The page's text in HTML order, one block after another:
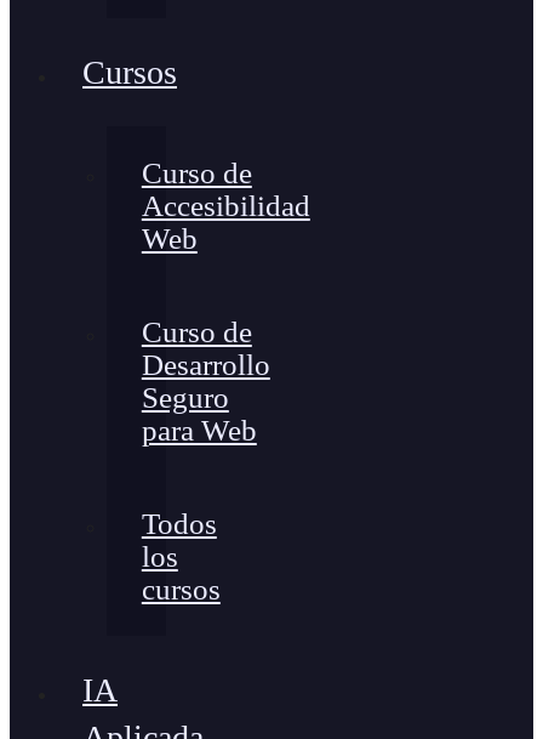
Cursos
Curso de
Accesibilidad
Web
Curso de
Desarrollo
Seguro
para Web
Todos
los
cursos
IA